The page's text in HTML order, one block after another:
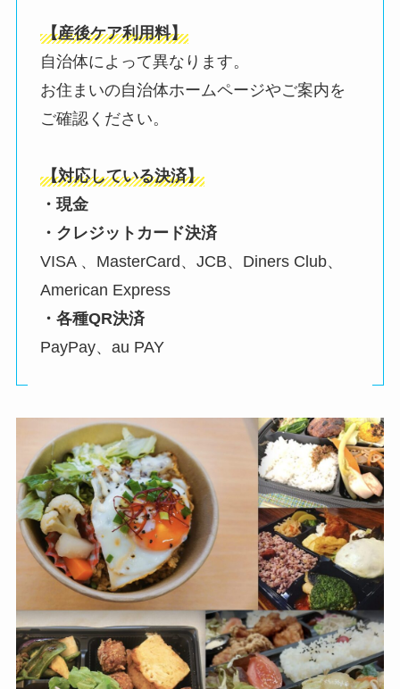
【産後ケア利用料】
自治体によって異なります。
お住まいの自治体ホームページやご案内を
ご確認ください。
【対応している決済】
・現金
・クレジットカード決済
VISA 、MasterCard、JCB、Diners Club、
American Express
・各種QR決済
PayPay、au PAY